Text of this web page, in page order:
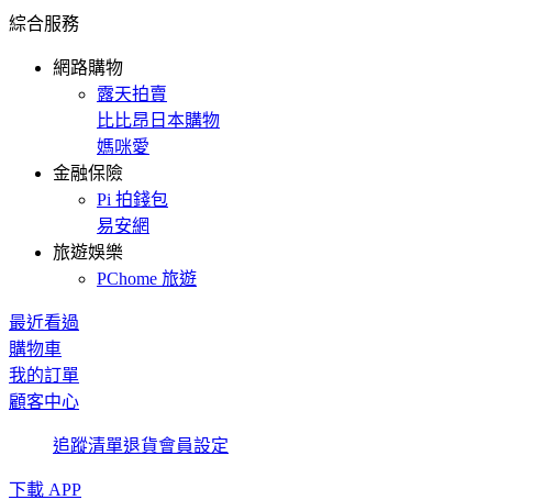
綜合服務
網路購物
露天拍賣
比比昂日本購物
媽咪愛
金融保險
Pi 拍錢包
易安網
旅遊娛樂
PChome 旅遊
最近看過
購物車
我的訂單
顧客中心
追蹤清單退貨會員設定
下載 APP